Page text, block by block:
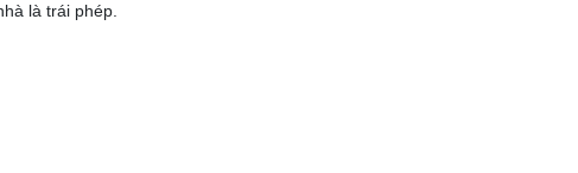
là trái phép.